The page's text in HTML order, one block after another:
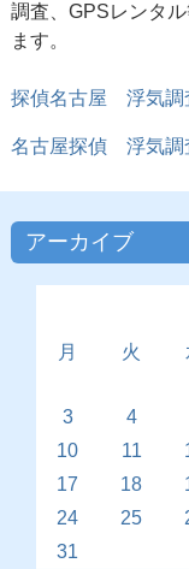
調査、GPSレンタ
ます。
探偵名古屋 浮気
名古屋探偵浮気調
アーカイブ
月
火
3
4
10
11
17
18
24
25
31